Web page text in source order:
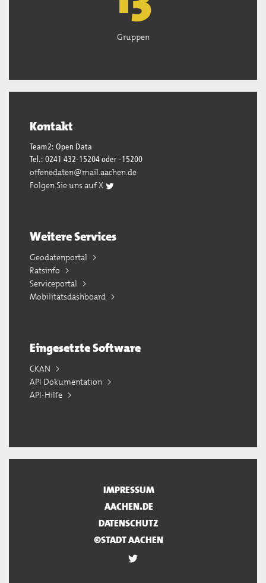
Gruppen
Kontakt
Team2: Open Data
Tel.: 0241 432-15204 oder -15200
offenedaten@mail.aachen.de
Folgen Sie uns auf X
Weitere Services
Geodatenportal
Ratsinfo
Serviceportal
Mobilitätsdashboard
Eingesetzte Software
CKAN
API Dokumentation
API-Hilfe
IMPRESSUM
AACHEN.DE
DATENSCHUTZ
©STADT AACHEN